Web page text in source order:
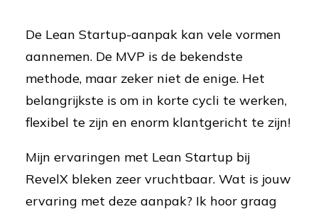
De Lean Startup-aanpak kan vele vormen
aannemen. De MVP is de bekendste
methode, maar zeker niet de enige. Het
belangrijkste is om in korte cycli te werken,
flexibel te zijn en enorm klantgericht te zijn!
Mijn ervaringen met Lean Startup bij
RevelX bleken zeer vruchtbaar. Wat is jouw
ervaring met deze aanpak? Ik hoor graag